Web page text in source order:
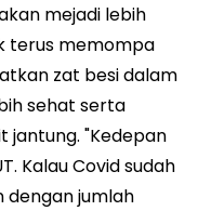
mejadi lebih
terus memompa
zat besi dalam
sehat serta
jantung. "Kedepan
Kalau Covid sudah
jumlah